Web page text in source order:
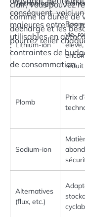
clair, vous pouvez
comme la durée de
décharge et les
pourrez relier
contraintes de
de consommation.
conséquent, voici
majeures entre les
utilisables en
:
Technologie
Lithium-ion
vie,
élevé,
réduit
Plomb
Prix
Sodium-ion
Alternatives
(flux, etc.)